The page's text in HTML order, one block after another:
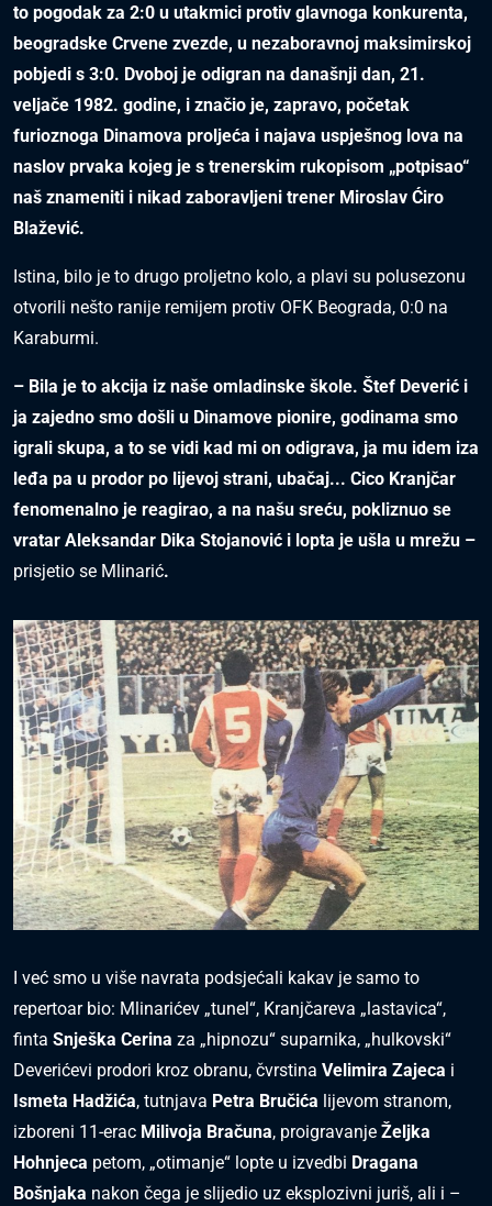
to pogodak za 2:0 u utakmici protiv glavnoga konkurenta,
beogradske Crvene zvezde, u nezaboravnoj maksimirskoj
pobjedi s 3:0. Dvoboj je odigran na današnji dan, 21.
veljače 1982. godine, i značio je, zapravo, početak
furioznoga Dinamova proljeća i najava uspješnog lova na
naslov prvaka kojeg je s trenerskim rukopisom „potpisao“
naš znameniti i nikad zaboravljeni trener Miroslav Ćiro
Blažević.
Istina, bilo je to drugo proljetno kolo, a plavi su polusezonu
otvorili nešto ranije remijem protiv OFK Beograda, 0:0 na
Karaburmi.
– Bila je to akcija iz naše omladinske škole. Štef Deverić i
ja zajedno smo došli u Dinamove pionire, godinama smo
igrali skupa, a to se vidi kad mi on odigrava, ja mu idem iza
leđa pa u prodor po lijevoj strani, ubačaj... Cico Kranjčar
fenomenalno je reagirao, a na našu sreću, pokliznuo se
vratar Aleksandar Dika Stojanović i lopta je ušla u mrežu –
prisjetio se Mlinarić.
I već smo u više navrata podsjećali kakav je samo to
repertoar bio: Mlinarićev „tunel“, Kranjčareva „lastavica“,
finta Snješka Cerina za „hipnozu“ suparnika, „hulkovski“
Deverićevi prodori kroz obranu, čvrstina Velimira Zajeca i
Ismeta Hadžića, tutnjava Petra Bručića lijevom stranom,
izboreni 11-erac Milivoja Bračuna, proigravanje Željka
Hohnjeca petom, „otimanje“ lopte u izvedbi Dragana
Bošnjaka nakon čega je slijedio uz eksplozivni juriš, ali i –